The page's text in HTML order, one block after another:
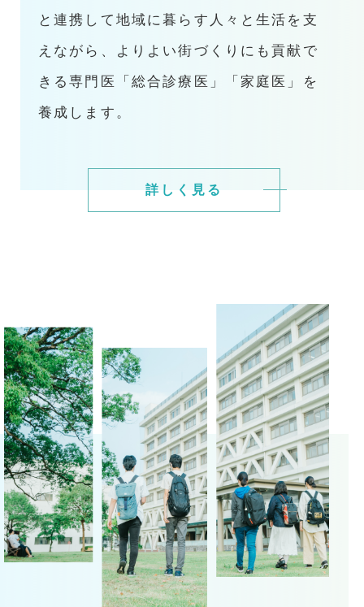
と連携して地域に暮らす人々と生活を支
えながら、よりよい街づくりにも貢献で
きる専門医「総合診療医」「家庭医」を
養成します。
詳しく見る